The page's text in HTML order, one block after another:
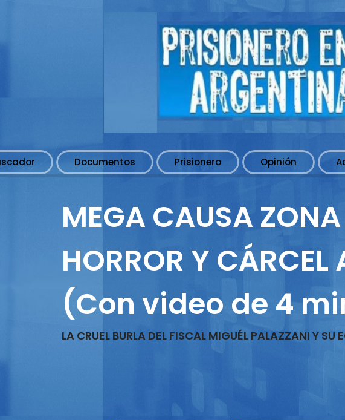
Documentos Prisionero Opinión
MEGA CAUSA
HORROR Y CÁRCEL
(Con video de 4
LA CRUEL BURLA DEL FISCAL MIGUÉL PALAZZANI Y SU